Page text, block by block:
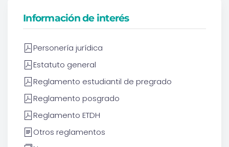
Información de interés
Personería jurídica
Estatuto general
Reglamento estudiantil de pregrado
Reglamento posgrado
Reglamento ETDH
Otros reglamentos